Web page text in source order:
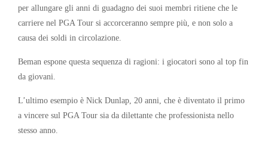
per allungare gli anni di guadagno dei suoi membri ritiene che le
carriere nel PGA Tour si accorceranno sempre più, e non solo a
causa dei soldi in circolazione.
Beman espone questa sequenza di ragioni: i giocatori sono al top fin
da giovani.
L’ultimo esempio è Nick Dunlap, 20 anni, che è diventato il primo
a vincere sul PGA Tour sia da dilettante che professionista nello
stesso anno.